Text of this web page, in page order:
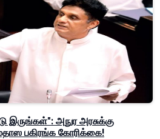
அநுர அரசுக்கு
பகிரங்க கோரிக்கை!